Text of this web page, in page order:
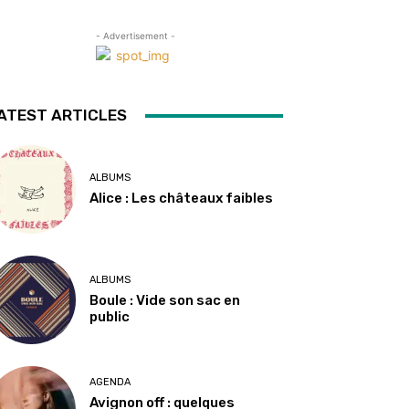
- Advertisement -
ARTICLES
ALBUMS
Alice : Les châteaux faibles
ALBUMS
Boule : Vide son sac en
public
AGENDA
Avignon off : quelques